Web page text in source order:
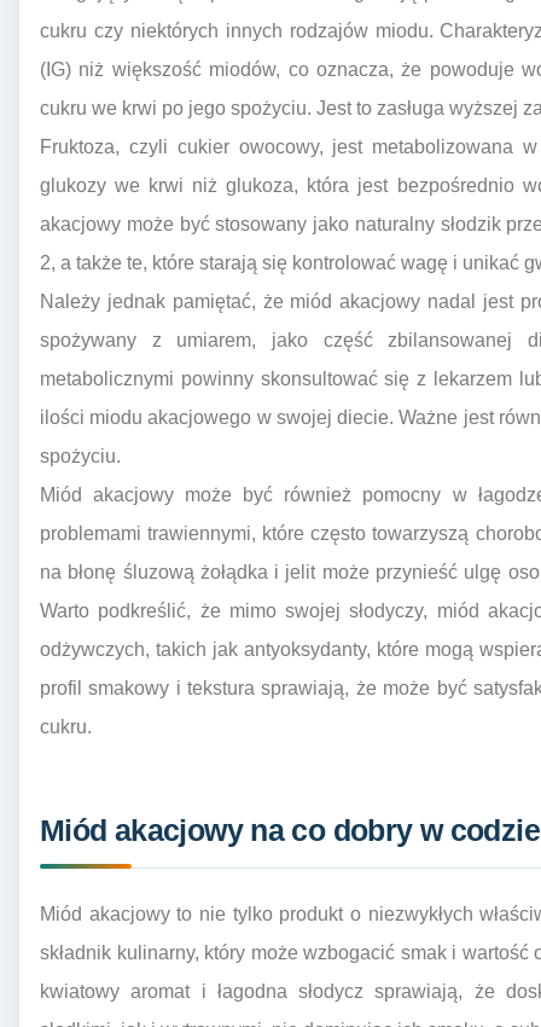
cukru czy niektórych innych rodzajów miodu.
(IG) niż większość miodów, co oznacza, że powoduje
cukru we krwi po jego spożyciu. Jest to zasługa wyższej
Fruktoza, czyli cukier owocowy, jest metabolizowana
glukozy we krwi niż glukoza, która jest bezpośrednio
akacjowy może być stosowany jako naturalny słodzik
2, a także te, które starają się kontrolować wagę i unikać
Należy jednak pamiętać, że miód akacjowy nadal jest
spożywany z umiarem, jako część zbilansowanej
metabolicznymi powinny skonsultować się z lekarzem
ilości miodu akacjowego w swojej diecie. Ważne jest
spożyciu.
Miód akacjowy może być również pomocny w
problemami trawiennymi, które często towarzyszą
na błonę śluzową żołądka i jelit może przynieść ulgę
Warto podkreślić, że mimo swojej słodyczy, miód
odżywczych, takich jak antyoksydanty, które mogą
profil smakowy i tekstura sprawiają, że może być
cukru.
Miód akacjowy na co dobry w
Miód akacjowy to nie tylko produkt o niezwykłych
składnik kulinarny, który może wzbogacić smak i
kwiatowy aromat i łagodna słodycz sprawiają, że